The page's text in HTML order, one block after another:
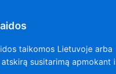
taikomos Lietuvoje arba
susitarimą apmokant